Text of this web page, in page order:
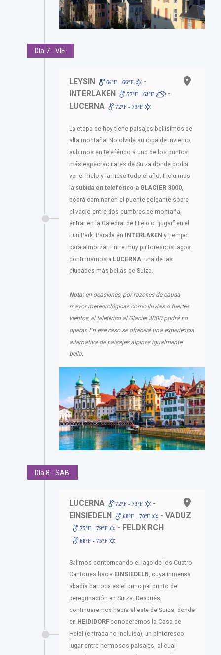
Día 7 - VIE.
LEYSIN 66ºF - 66ºF
-
INTERLAKEN
57ºF - 63ºF
-
LUCERNA
72ºF - 73ºF
La etapa de hoy tiene paisajes bellísimos de
alta montaña. No olvide su ropa de invierno,
subimos en teleférico a uno de los puntos
más espectaculares de Suiza donde podrá
ver el hielo y la nieve todo el año. Incluimos
la subida en teleférico a GLACIER 3000,
podrá caminar en el puente colgante sobre
el vacío entre dos cumbres de montaña,
entrar en la Catedral de Hielo o “jugar” en el
Fun Park. Parada en
INTERLAKEN y tiempo
para almorzar. Entre muy pintorescos lagos
continuamos a LUCERNA, una de las
ciudades más bellas de Suiza.
Nota:en ocasiones, por razones de causa
mayor meteorológicas como lluvias o fuertes
vientos, el teleférico al Glacier 3000 podrá no
operar. En ese caso se ofrecerá una experiencia
alternativa de paisajes alpinos igualmente
bella.
Día 8 - SAB.
LUCERNA 72ºF - 73ºF
-
EINSIEDELN
68ºF - 70ºF - VADUZ
75ºF - 79ºF - FELDKIRCH
68ºF - 75ºF
Salimos contorneando el lago de los Cuatro
Cantones hacia EINSIEDELN , cuya inmensa
abadía barroca es el principal punto de
peregrinación en Suiza. Después,
continuaremos hacia el este de Suiza, donde
en HEIDIDORF conoceremos la Casa de
Heidi (entrada no incluida), un pintoresco
lugar entre hermosos paisajes, al cual